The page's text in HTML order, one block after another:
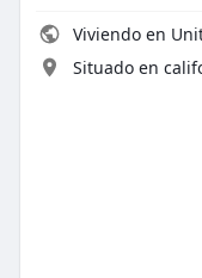
Viviendo en
Situado en